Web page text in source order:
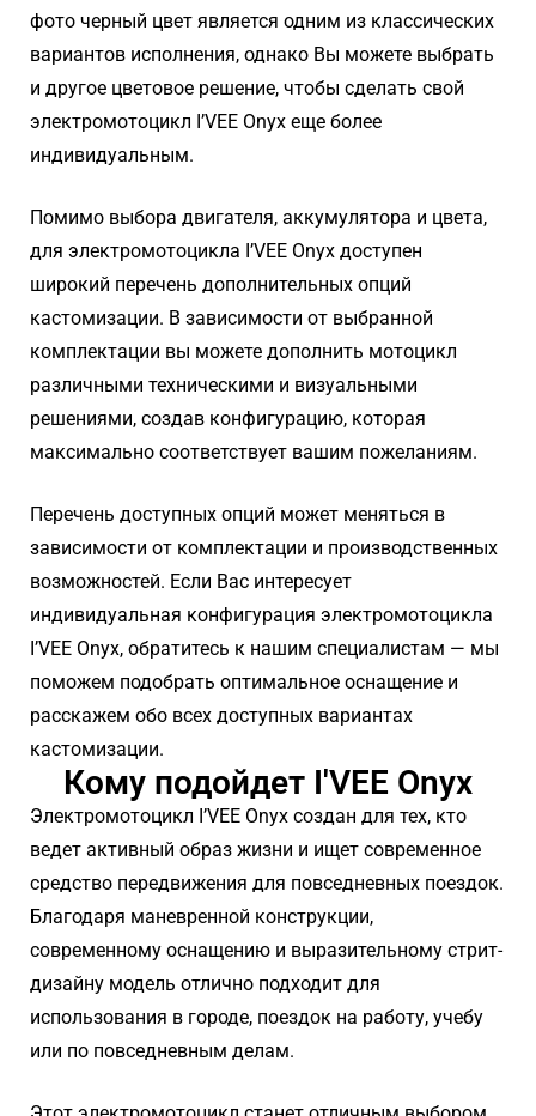
фото черный цвет является одним из классических
вариантов исполнения, однако Вы можете выбрать
и другое цветовое решение, чтобы сделать свой
электромотоцикл I’VEE Onyx еще более
индивидуальным.
Помимо выбора двигателя, аккумулятора и цвета,
для электромотоцикла I’VEE Onyx доступен
широкий перечень дополнительных опций
кастомизации. В зависимости от выбранной
комплектации вы можете дополнить мотоцикл
различными техническими и визуальными
решениями, создав конфигурацию, которая
максимально соответствует вашим пожеланиям.
Перечень доступных опций может меняться в
зависимости от комплектации и производственных
возможностей. Если Вас интересует
индивидуальная конфигурация электромотоцикла
I’VEE Onyx, обратитесь к нашим специалистам — мы
поможем подобрать оптимальное оснащение и
расскажем обо всех доступных вариантах
кастомизации.
Кому подойдет I'VEE Onyx
Электромотоцикл I’VEE Onyx создан для тех, кто
ведет активный образ жизни и ищет современное
средство передвижения для повседневных поездок.
Благодаря маневренной конструкции,
современному оснащению и выразительному стрит-
дизайну модель отлично подходит для
использования в городе, поездок на работу, учебу
или по повседневным делам.